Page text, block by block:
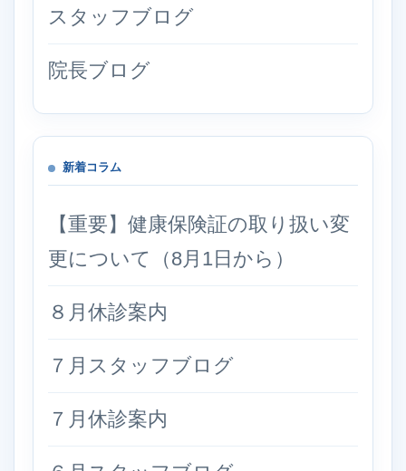
スタッフブログ
院長ブログ
新着コラム
【重要】健康保険証の取り扱い変
更について（8月1日から）
８月休診案内
７月スタッフブログ
７月休診案内